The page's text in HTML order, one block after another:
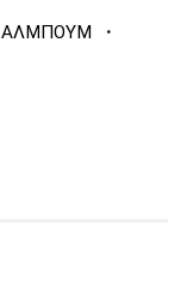
ΑΛΜΠΟΥΜ ·